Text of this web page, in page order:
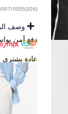
007/0005(326)
وصف
دفع آمن
عادة يشترى